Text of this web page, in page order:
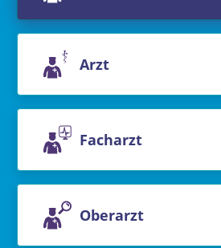
Arzt
Facharzt
Oberarzt